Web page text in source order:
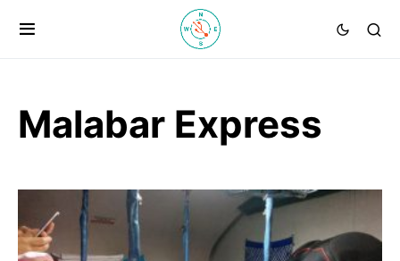
Malabar Express